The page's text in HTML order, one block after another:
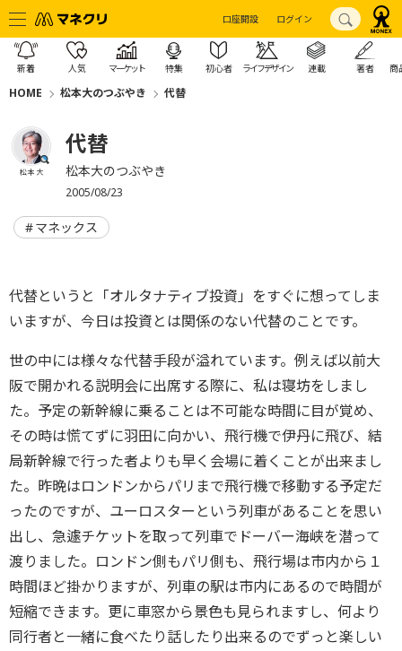
口座開設 ログイン
新着 人気 マーケット 特集 初心者 ライフデザイン 連載 著者 商
HOME 松本大のつぶやき 代替
松本 大
代替
松本大のつぶやき
2005/08/23
マネックス
代替というと「オルタナティブ投資」をすぐに想ってしま
いますが、今日は投資とは関係のない代替のことです。
世の中には様々な代替手段が溢れています。例えば以前大
阪で開かれる説明会に出席する際に、私は寝坊をしまし
た。予定の新幹線に乗ることは不可能な時間に目が覚め、
その時は慌てずに羽田に向かい、飛行機で伊丹に飛び、結
局新幹線で行った者よりも早く会場に着くことが出来まし
た。昨晩はロンドンからパリまで飛行機で移動する予定だ
ったのですが、ユーロスターという列車があることを思い
出し、急遽チケットを取って列車でドーバー海峡を潜って
渡りました。ロンドン側もパリ側も、飛行場は市内から１
時間ほど掛かりますが、列車の駅は市内にあるので時間が
短縮できます。更に車窓から景色も見られますし、何より
同行者と一緒に食べたり話したり出来るのでずっと楽しい